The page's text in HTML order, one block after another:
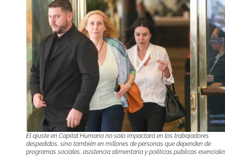
El ajuste en Capital Humano no solo impactará en los trabajadores
despedidos, sino también en millones de personas que dependen de
programas sociales, asistencia alimentaria y políticas públicas